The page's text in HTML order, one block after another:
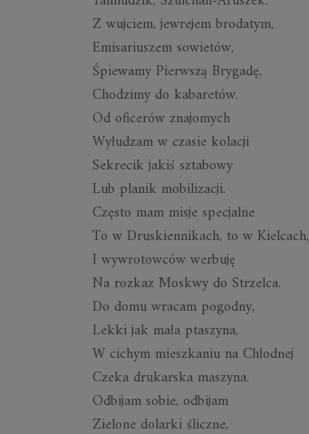
Z wujciem, jewrejem brodatym,
Emisariuszem sowietów,
Śpiewamy Pierwszą Brygadę,
Chodzimy do kabaretów.
Od oficerów znajomych
Wyłudzam w czasie kolacji
Sekrecik jakiś sztabowy
Lub planik mobilizacji.
Często mam misje specjalne
To w Druskiennikach, to w Kielcach,
I wywrotowców werbuję
Na rozkaz Moskwy do Strzelca.
Do domu wracam pogodny,
Lekki jak mała ptaszyna,
W cichym mieszkaniu na Chłodnej
Czeka drukarska maszyna.
Odbijam sobie, odbijam
Zielone dolarki śliczne,